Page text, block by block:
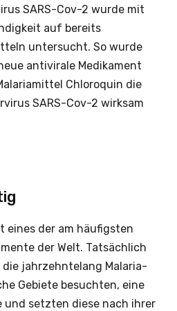
SARS-Cov-2 wurde mit
auf bereits
untersucht. So wurde
antivirale Medikament
Chloroquin die
SARS-Cov-2 wirksam
eines der am häufigsten
der Welt. Tatsächlich
die jahrzehntelang Malaria-
Gebiete besuchten, eine
und setzten diese nach ihrer